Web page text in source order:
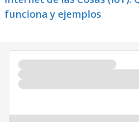
funciona y ejemplos